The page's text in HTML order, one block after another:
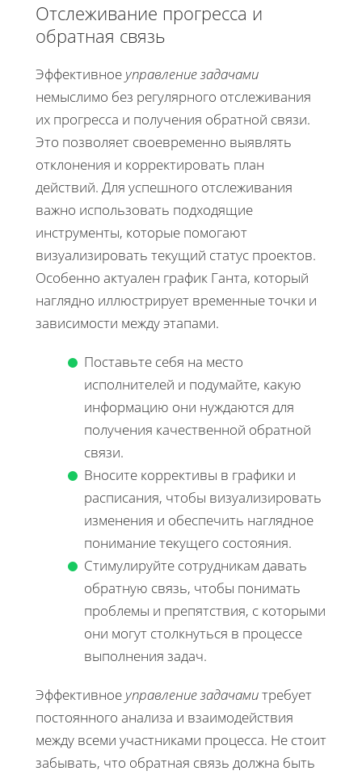
Отслеживание прогресса и
обратная связь
Эффективное управление задачами
немыслимо без регулярного отслеживания
их прогресса и получения обратной связи.
Это позволяет своевременно выявлять
отклонения и корректировать план
действий. Для успешного отслеживания
важно использовать подходящие
инструменты, которые помогают
визуализировать текущий статус проектов.
Особенно актуален график Ганта, который
наглядно иллюстрирует временные точки и
зависимости между этапами.
Поставьте себя на место
исполнителей и подумайте, какую
информацию они нуждаются для
получения качественной обратной
связи.
Вносите коррективы в графики и
расписания, чтобы визуализировать
изменения и обеспечить наглядное
понимание текущего состояния.
Стимулируйте сотрудникам давать
обратную связь, чтобы понимать
проблемы и препятствия, с которыми
они могут столкнуться в процессе
выполнения задач.
Эффективное управление задачамитребует
постоянного анализа и взаимодействия
между всеми участниками процесса. Не стоит
забывать, что обратная связь должна быть